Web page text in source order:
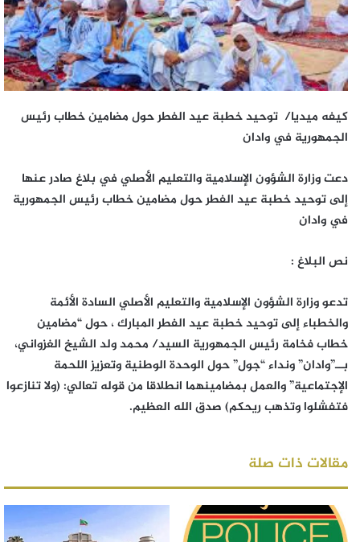
كيفه ميديا/ توحيد خطبة عيد الفطر حول مضامين خطاب رئيس
الجمهورية في وادان
دعت وزارة الشؤون الإسلامية والتعليم الأصلي في بلاغ صادر عنها
إلى توحيد خطبة عيد الفطر حول مضامين خطاب رئيس الجمهورية
في وادان
نص البلاغ :
تدعو وزارة الشؤون الإسلامية والتعليم الأصلي السادة الأئمة
والخطباء إلى توحيد خطبة عيد الفطر المبارك ، حول “مضامين
خطاب فخامة رئيس الجمهورية السيد/ محمد ولد الشيخ الغزواني،
بــ”وادان” ونداء “جول” حول الوحدة الوطنية وتعزيز اللحمة
الإجتماعية” والعمل بمضامينهما انطلاقا من قوله تعالي: (ولا تنازعوا
فتفشلوا وتذهب ريحكم) صدق الله العظيم.
مقالات ذات صلة